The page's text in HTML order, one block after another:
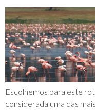
Escolhemos para este
considerada uma das